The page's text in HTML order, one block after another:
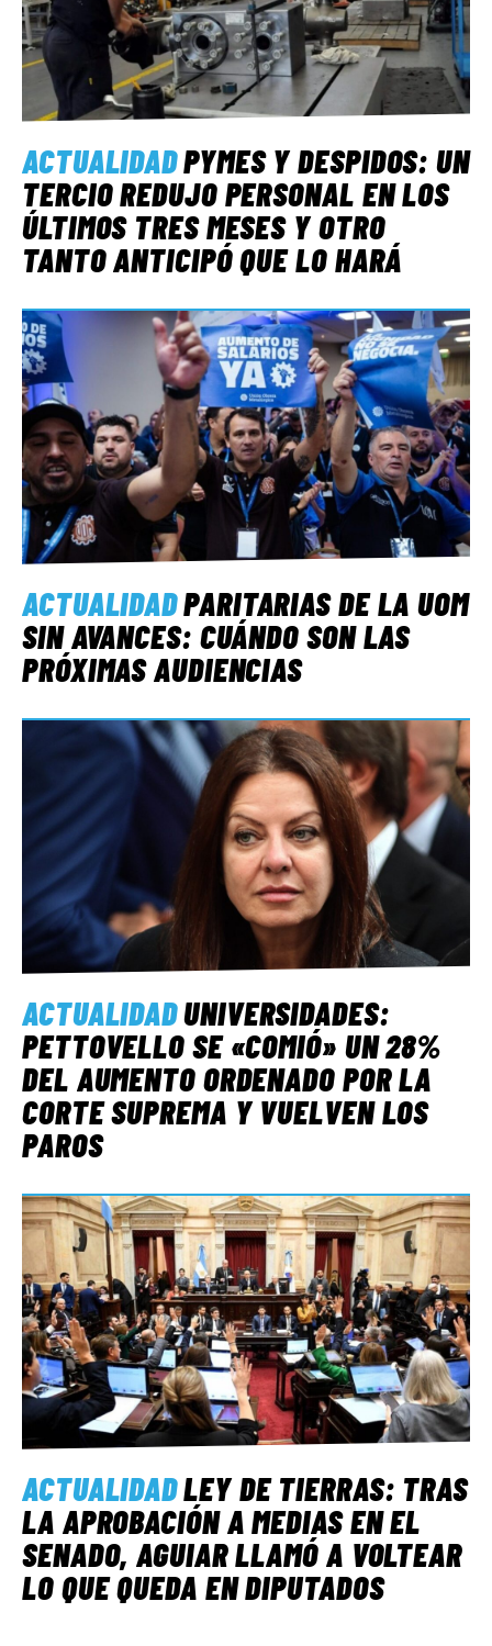
ACTUALIDADPYMES Y DESPIDOS: UN
TERCIO REDUJO PERSONAL EN LOS
ÚLTIMOS TRES MESES Y OTRO
TANTO ANTICIPÓ QUE LO HARÁ
ACTUALIDADPARITARIAS DE LA UOM
SIN AVANCES: CUÁNDO SON LAS
PRÓXIMAS AUDIENCIAS
ACTUALIDADUNIVERSIDADES:
PETTOVELLO SE «COMIÓ» UN 28%
DEL AUMENTO ORDENADO POR LA
CORTE SUPREMA Y VUELVEN LOS
PAROS
ACTUALIDADLEY DE TIERRAS: TRAS
LA APROBACIÓN A MEDIAS EN EL
SENADO, AGUIAR LLAMÓ A VOLTEAR
LO QUE QUEDA EN DIPUTADOS